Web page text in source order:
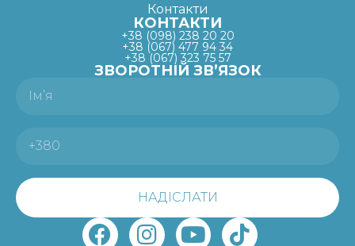
Контакти
КОНТАКТИ
+38 (098) 238 20 20
+38 (067) 477 94 34
+38 (067) 323 75 57
ЗВОРОТНІЙ ЗВ’ЯЗОК
НАДІСЛАТИ